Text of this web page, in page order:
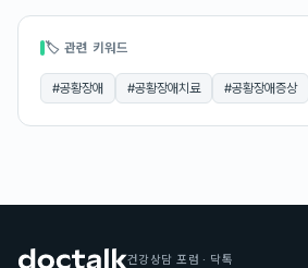
🏷 관련 키워드
#공황장애 #공황장애치료 #공황장애증상
건강상담 포럼 · 닥톡